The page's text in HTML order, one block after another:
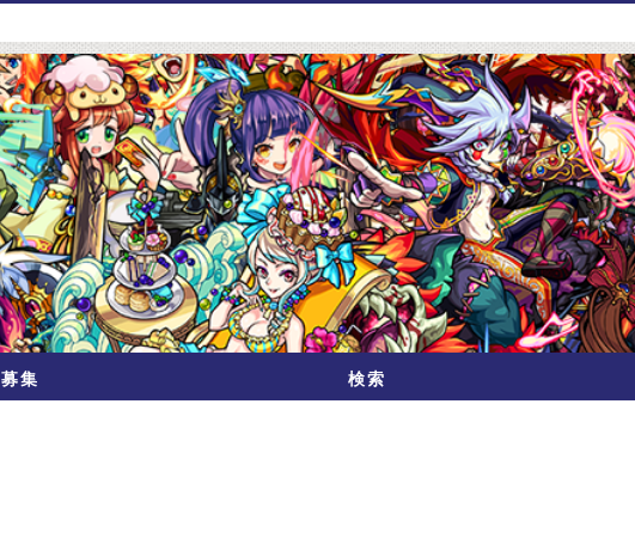
募集 検索